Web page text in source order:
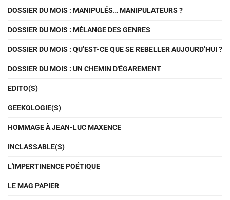
DOSSIER DU MOIS : MANIPULÉS… MANIPULATEURS ?
DOSSIER DU MOIS : MÉLANGE DES GENRES
DOSSIER DU MOIS : QU’EST-CE QUE SE REBELLER AUJOURD’HUI ?
DOSSIER DU MOIS : UN CHEMIN D'ÉGAREMENT
EDITO(S)
GEEKOLOGIE(S)
HOMMAGE À JEAN-LUC MAXENCE
INCLASSABLE(S)
L'IMPERTINENCE POÉTIQUE
LE MAG PAPIER